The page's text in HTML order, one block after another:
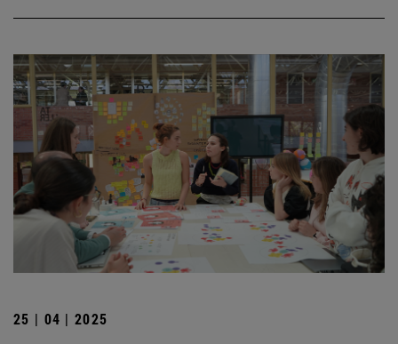
25 | 04 | 2025